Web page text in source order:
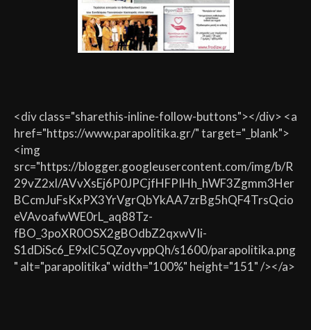
<div class="sharethis-inline-follow-buttons"></div> <a
href="https://www.parapolitika.gr/" target="_blank">
<img
src="https://blogger.googleusercontent.com/img/b/R
29vZ2xl/AVvXsEj6P0JPCjfHFPIHh_hWF3Zgmm3Her
BCcmJuFsKxPX3YrVgrQbYkAA7zrBg5hQF4TrsQcio
eVAvoafwWE0rL_aq88Tz-
fBO_3poXR0OSX2gBOdbZ2qxwVIi-
S1dDiSc6_E9xlC5QZoyvppQh/s1600/parapolitika.png
" alt="parapolitika" width="100%" height="151" /></a>